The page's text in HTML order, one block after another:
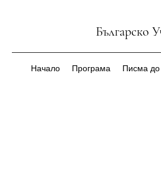
Българско
Начало Програма Писма